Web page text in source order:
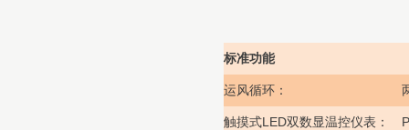
标准功能
运风循环：
触摸式LED双数显温控仪表：